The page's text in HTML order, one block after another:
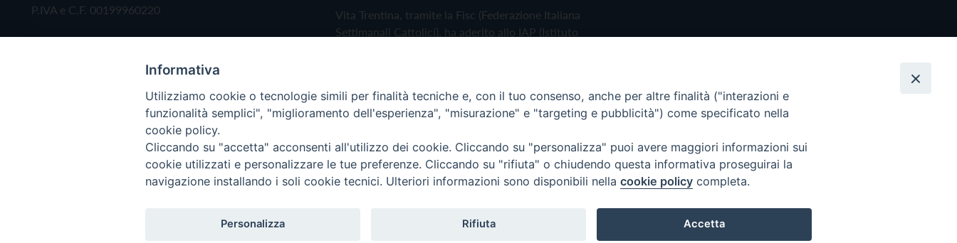
P.IVA e C.F. 00199960220
Vita Trentina, tramite la Fisc (Federazione Italiana
Settimanali Cattolici), ha aderito allo IAP (Istituto
Privacy Policy Cookie Policy
Copyright © 2019 - Tutti i diritti riservati - Vita Trentina Editrice
Informativa
Utilizziamo cookie o tecnologie simili per finalità tecniche e, con il tuo consenso, anche per altre finalità ("interazioni e
funzionalità semplici", "miglioramento dell'esperienza", "misurazione" e "targeting e pubblicità") come specificato nella
cookie policy.
Cliccando su "accetta" acconsenti all'utilizzo dei cookie. Cliccando su "personalizza" puoi avere maggiori informazioni sui
cookie utilizzati e personalizzare le tue preferenze. Cliccando su "rifiuta" o chiudendo questa informativa proseguirai la
navigazione installando i soli cookie tecnici. Ulteriori informazioni sono disponibili nella cookie policy completa.
Personalizza Rifiuta Accetta